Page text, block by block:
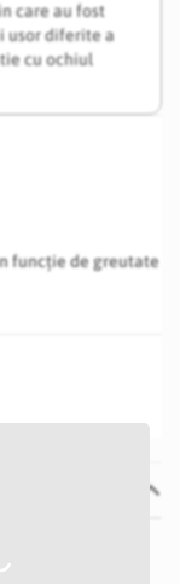
care au fost
usor diferite a
cu ochiul
funcție de greutate